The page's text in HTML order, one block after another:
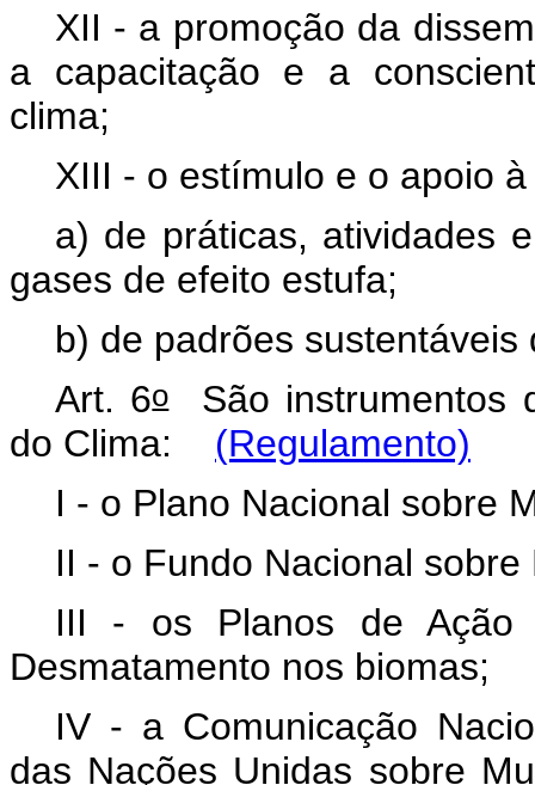
XII - a promoção da
a capacitação e a
clima;
XIII - o estímulo e o apoio
a) de práticas, atividades
gases de efeito estufa;
b) de padrões
Art. 6oSão instrumentos
do Clima: (Regulamento)
I - o Plano Nacional sobre
II - o Fundo Nacional
III - os Planos de Ação
Desmatamento nos
IV - a Comunicação
das Nações Unidas sobre